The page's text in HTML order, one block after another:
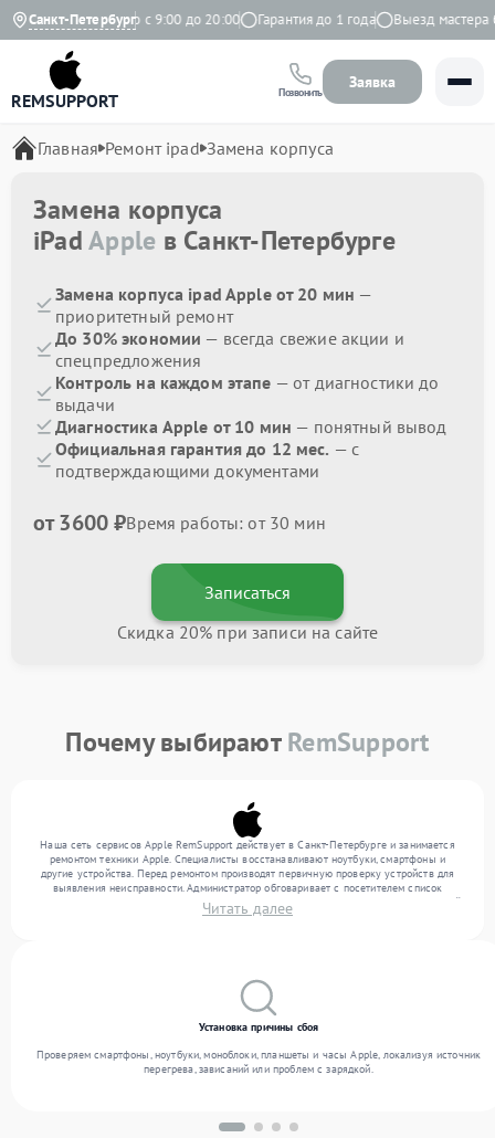
Санкт-Петербург
Ежедневно с 9:00 до 20:00 Гарантия до 1 года Выезд мастера
REMSUPPORT Позвонить
Заявка
Главная Ремонт ipad Замена корпуса
Замена корпуса
iPadApple в Санкт-Петербурге
Замена корпуса ipad Apple от 20 мин —
приоритетный ремонт
До 30% экономии — всегда свежие акции и
спецпредложения
Контроль на каждом этапе — от диагностики до
выдачи
Диагностика Apple от 10 мин — понятный вывод
Официальная гарантия до 12 мес. — с
подтверждающими документами
от 3600 ₽Время работы: от 30 мин
Записаться
Скидка 20% при записи на сайте
Почему выбираютRemSupport
Наша сеть сервисов Apple RemSupport действует в Санкт-Петербурге и занимается
ремонтом техники Apple. Специалисты восстанавливают ноутбуки, смартфоны и
другие устройства. Перед ремонтом производят первичную проверку устройств для
выявления неисправности. Администратор обговаривает с посетителем список
нужных услуг и цену. Только потом техники осуществляют восстановление с заменой
запчастей по необходимости. По окончании работ их качество подтверждается
Читать далее
Установка причины сбоя
Проверяем смартфоны, ноутбуки, моноблоки, планшеты и часы Apple, локализуя источник
перегрева, зависаний или проблем с зарядкой.